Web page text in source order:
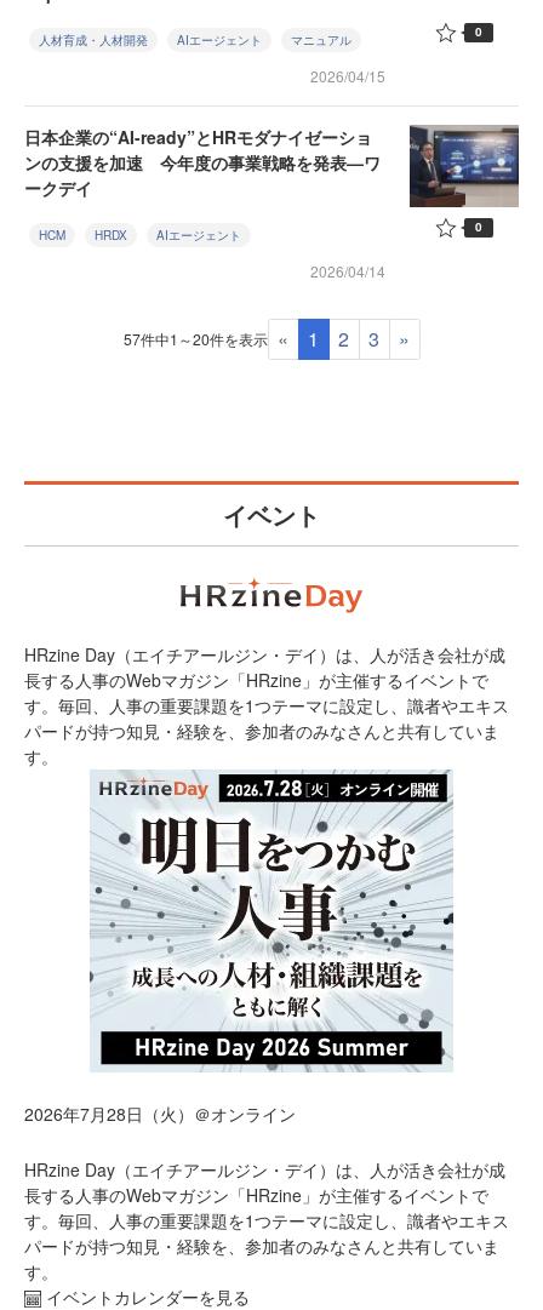
人材育成・人材開発 AIエージェント マニュアル
2026/04/15
0
日本企業の“AI-ready”とHRモダナイゼーショ
ンの支援を加速 今年度の事業戦略を発表—ワ
ークデイ
HCM HRDX AIエージェント
2026/04/14
0
57件中1～20件を表示 « 1 2 3 »
イベント
HRzine Day（エイチアールジン・デイ）は、人が活き会社が成
長する人事のWebマガジン「HRzine」が主催するイベントで
す。毎回、人事の重要課題を1つテーマに設定し、識者やエキス
パードが持つ知見・経験を、参加者のみなさんと共有していま
す。
2026年7月28日（火）＠オンライン
HRzine Day（エイチアールジン・デイ）は、人が活き会社が成
長する人事のWebマガジン「HRzine」が主催するイベントで
す。毎回、人事の重要課題を1つテーマに設定し、識者やエキス
パードが持つ知見・経験を、参加者のみなさんと共有していま
す。
イベントカレンダーを見る